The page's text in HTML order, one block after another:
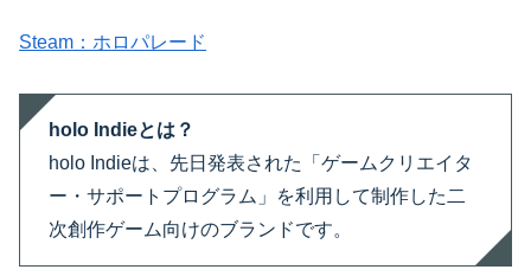
Steam：ホロパレード
holo Indieとは？
holo Indieは、先日発表された「ゲームクリエイタ
ー・サポートプログラム」を利⽤して制作した⼆
次創作ゲーム向けのブランドです。